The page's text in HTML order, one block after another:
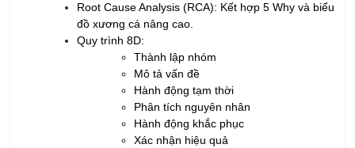
Root Cause Analysis (RCA): Kết hợp 5 Why và biểu
đồ xương cá nâng cao.
Quy trình 8D:
Thành lập nhóm
Mô tả vấn đề
Hành động tạm thời
Phân tích nguyên nhân
Hành động khắc phục
Xác nhận hiệu quả